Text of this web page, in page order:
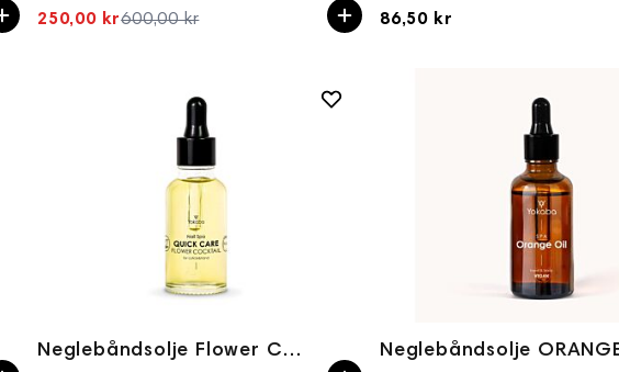
Spesialpris
250,00 kr600,00 kr 86,50 kr
Neglebåndsolje Flower Cocktail 30ml